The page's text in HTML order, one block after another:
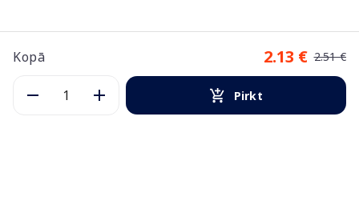
Kopā 2.13 € 2.51 €
Pirkt